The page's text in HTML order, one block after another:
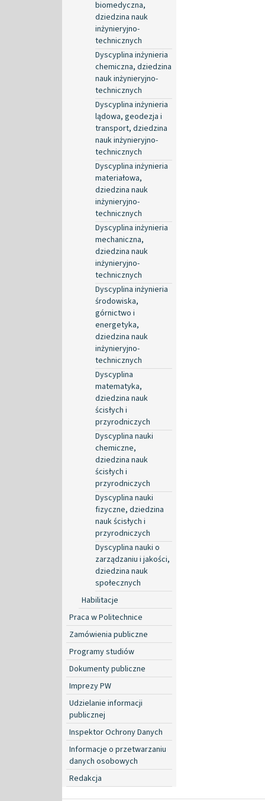
biomedyczna,
dziedzina nauk
inżynieryjno-
technicznych
Dyscyplina inżynieria
chemiczna, dziedzina
nauk inżynieryjno-
technicznych
Dyscyplina inżynieria
lądowa, geodezja i
transport, dziedzina
nauk inżynieryjno-
technicznych
Dyscyplina inżynieria
materiałowa,
dziedzina nauk
inżynieryjno-
technicznych
Dyscyplina inżynieria
mechaniczna,
dziedzina nauk
inżynieryjno-
technicznych
Dyscyplina inżynieria
środowiska,
górnictwo i
energetyka,
dziedzina nauk
inżynieryjno-
technicznych
Dyscyplina
matematyka,
dziedzina nauk
ścisłych i
przyrodniczych
Dyscyplina nauki
chemiczne,
dziedzina nauk
ścisłych i
przyrodniczych
Dyscyplina nauki
fizyczne, dziedzina
nauk ścisłych i
przyrodniczych
Dyscyplina nauki o
zarządzaniu i jakości,
dziedzina nauk
społecznych
Habilitacje
Praca w Politechnice
Zamówienia publiczne
Programy studiów
Dokumenty publiczne
Imprezy PW
Udzielanie informacji
publicznej
Inspektor Ochrony Danych
Informacje o przetwarzaniu
danych osobowych
Redakcja